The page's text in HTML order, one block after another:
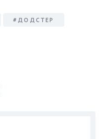
#ДОДСТЕР